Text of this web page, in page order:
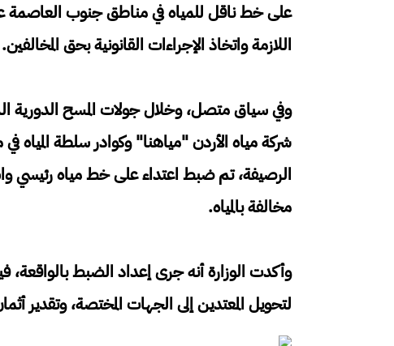
على خط ناقل للمياه في مناطق جنوب
اللازمة واتخاذ الإجراءات القانونية بحق المخالفين.
وفي سياق متصل، وخلال جولات المسح الدورية
شركة مياه الأردن "مياهنا" وكوادر سلطة
الرصيفة، تم ضبط اعتداء على خط مياه رئيسي
مخالفة بالمياه.
وأكدت الوزارة أنه جرى إعداد الضبط بالواقعة،
لتحويل المعتدين إلى الجهات المختصة، وتقدير